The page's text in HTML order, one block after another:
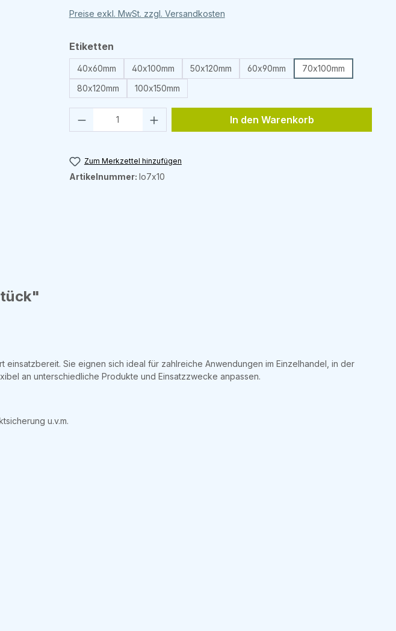
Preise exkl. MwSt. zzgl. Versandkosten
Etikettenauswählen
40x60mm 40x100mm 50x120mm 60x90mm
70x100mm
80x120mm
100x150mm
Produkt Anzahl: Gib den gewünschten Wert
In den Warenkorb
Zum Merkzettel hinzufügen
Artikelnummer: lo7x10
einsatzbereit. Sie eignen sich ideal für zahlreiche Anwendungen im Einzelhandel, in der
an unterschiedliche Produkte und Einsatzzwecke anpassen.
u.v.m.